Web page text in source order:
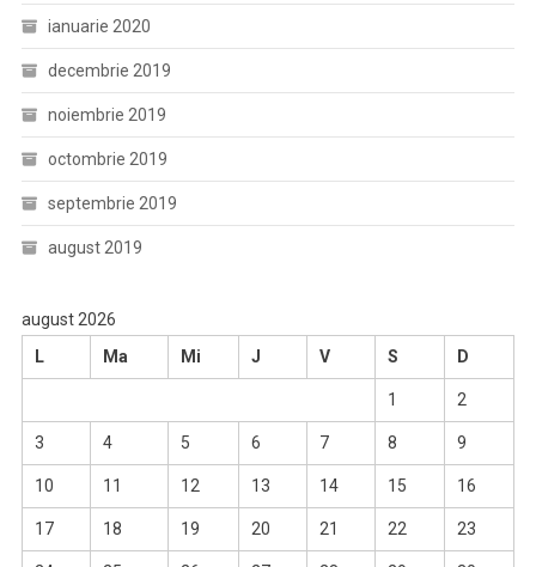
ianuarie 2020
decembrie 2019
noiembrie 2019
octombrie 2019
septembrie 2019
august 2019
august 2026
L
Ma Mi J V S D
1 2
3 4 5 6 7 8 9
10 11 12 13 14 15 16
17 18 19 20 21 22 23